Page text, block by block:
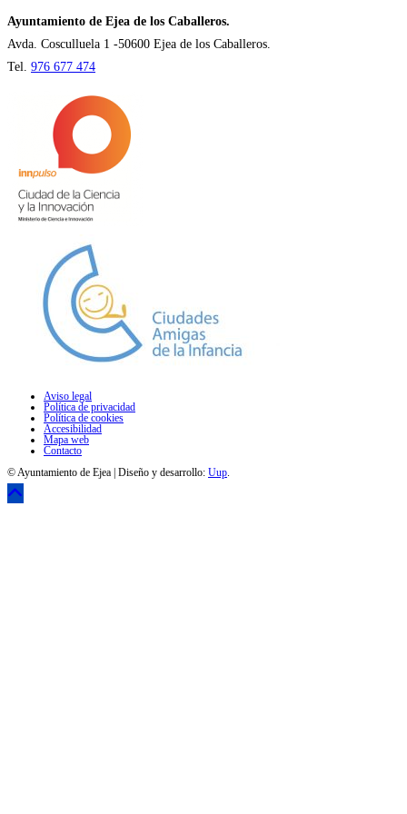
nueva
pestaña
Ayuntamiento de Ejea de los Caballeros.
Avda. Cosculluela 1 -50600 Ejea de los Caballeros.
Tel. 976 677 474
Aviso legal
Política de privacidad
Política de cookies
Accesibilidad
Mapa web
Contacto
© Ayuntamiento de Ejea | Diseño y desarrollo: Uup.